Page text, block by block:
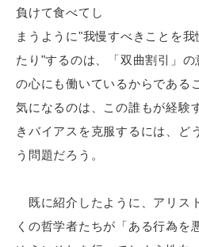
負けて食べてし
まうように"我慢すべきことを
たり"するのは、「双曲割引」
の心にも働いているからである
気になるのは、この誰もが経験
きバイアスを克服するには、ど
う問題だろう。
既に紹介したように、アリス
くの哲学者たちが「ある行為を